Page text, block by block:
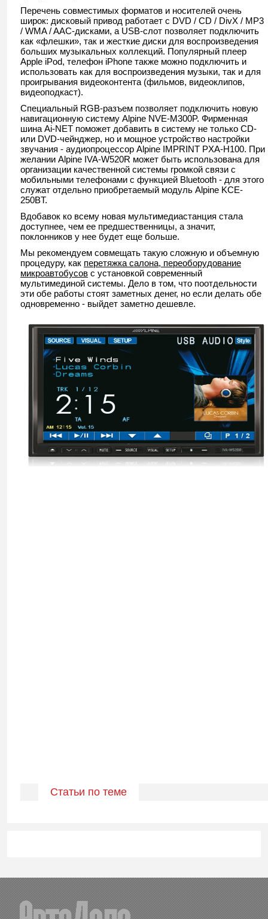
Перечень совместимых форматов и носителей очень
широк: дисковый привод работает с DVD / CD / DivX / MP3
/ WMA / AAC-дисками, а USB-слот позволяет подключить
как «флешки», так и жесткие диски для воспроизведения
больших музыкальных коллекций. Популярный плеер
Apple iPod, телефон iPhone также можно подключить и
использовать как для воспроизведения музыки, так и для
проигрывания видеоконтента (фильмов, видеоклипов,
видеоподкаст).
Специальный RGB-разъем позволяет подключить новую
навигационную систему Alpine NVE-M300P. Фирменная
шина Ai-NET поможет добавить в систему не только CD-
или DVD-чейнджер, но и мощное устройство настройки
звучания - аудиопроцессор Alpine IMPRINT PXA-H100. При
желании Alpine IVA-W520R может быть использована для
организации качественной системы громкой связи с
мобильными телефонами с функцией Bluetooth - для этого
служат отдельно приобретаемый модуль Alpine KCE-
250BT.
Вдобавок ко всему новая мультимедиастанция стала
доступнее, чем ее предшественницы, а значит,
поклонников у нее будет еще больше.
Мы рекомендуем совмещать такую сложную и объемную
процедуру, как перетяжка салона, переоборудование
микроавтобусов с установкой современный
мультимединой системы. Дело в том, что поотдельности
эти обе работы стоят заметных денег, но если делать обе
одновременно - выйдет заметно дешевле.
Статьи по теме